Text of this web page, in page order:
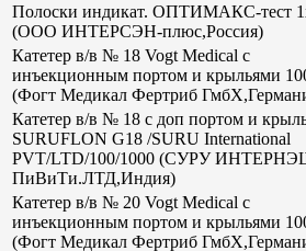
Полоски индикат. ОПТИМАКС-тест
(ООО ИНТЕРСЭН-плюс,Россия)
Катетер в/в № 18 Vogt Medical с
инъекционным портом и крыльями
(Фогт Медикал Фертриб
Катетер в/в № 18 с доп портом и
SURUFLON G18 /SURU International
PVT/LTD/100/1000 (СУРУ
ПиВиТи.ЛТД,Индия)
Катетер в/в № 20 Vogt Medical с
инъекционным портом и крыльями
(Фогт Медикал Фертриб